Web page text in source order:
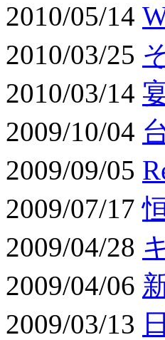
2010/05/14
2010/03/25
2010/03/14
2009/10/04
2009/09/05
2009/07/17
2009/04/28
2009/04/06
2009/03/13